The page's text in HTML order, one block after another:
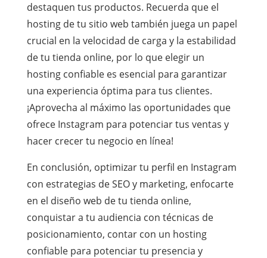
destaquen tus productos. Recuerda que el
hosting de tu sitio web también juega un papel
crucial en la velocidad de carga y la estabilidad
de tu tienda online, por lo que elegir un
hosting confiable es esencial para garantizar
una experiencia óptima para tus clientes.
¡Aprovecha al máximo las oportunidades que
ofrece Instagram para potenciar tus ventas y
hacer crecer tu negocio en línea!
En conclusión, optimizar tu perfil en Instagram
con estrategias de SEO y marketing, enfocarte
en el diseño web de tu tienda online,
conquistar a tu audiencia con técnicas de
posicionamiento, contar con un hosting
confiable para potenciar tu presencia y